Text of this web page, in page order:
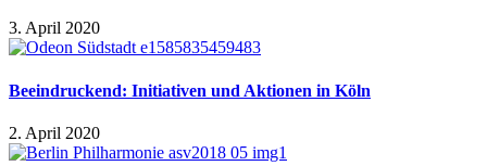
3. April 2020
Beeindruckend: Initiativen und Aktionen in Köln
2. April 2020